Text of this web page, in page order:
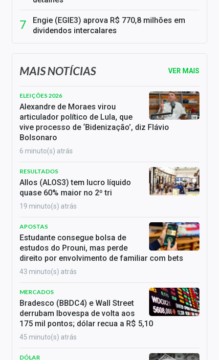
Engie (EGIE3) aprova R$ 770,8 milhões em
dividendos intercalares
MAIS NOTÍCIAS VER MAIS
ELEIÇÕES 2026
Alexandre de Moraes virou
articulador político de Lula, que
vive processo de ‘Bidenização’, diz Flávio
Bolsonaro
6 minuto(s) atrás
RESULTADOS
Allos (ALOS3) tem lucro líquido
quase 60% maior no 2º tri
19 minuto(s) atrás
APOSTAS
Estudante consegue bolsa de
estudos do Prouni, mas perde
direito por envolvimento de familiar com bets
43 minuto(s) atrás
MERCADOS
Bradesco (BBDC4) e Wall Street
derrubam Ibovespa de volta aos
175 mil pontos; dólar recua a R$ 5,10
45 minuto(s) atrás
DÓLAR